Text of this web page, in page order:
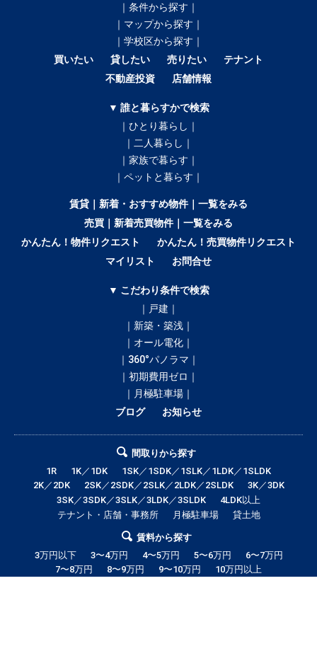
｜条件から探す｜
｜マップから探す｜
｜学校区から探す｜
買いたい
貸したい 売りたい
テナント
不動産投資
店舗情報
▼ 誰と暮らすかで検索
｜ひとり暮らし｜
｜二人暮らし｜
｜家族で暮らす｜
｜ペットと暮らす｜
賃貸｜新着・おすすめ物件｜一覧をみる
売買｜新着売買物件｜一覧をみる
かんたん！物件リクエスト
かんたん！売買物件リクエスト
マイリスト
お問合せ
▼ こだわり条件で検索
｜戸建｜
｜新築・築浅｜
｜オール電化｜
｜360°パノラマ｜
｜初期費用ゼロ｜
｜月極駐車場｜
ブログ
お知らせ
間取りから探す
1R
1K／1DK
1SK／1SDK／1SLK／1LDK／1SLDK
2K／2DK
2SK／2SDK／2SLK／2LDK／2SLDK
3K／3DK
3SK／3SDK／3SLK／3LDK／3SLDK
4LDK以上
テナント・店舗・事務所
月極駐車場 貸土地
賃料から探す
3万円以下
3〜4万円 4〜5万円 5〜6万円
6〜7万円
7〜8万円
8〜9万円 9〜10万円 10万円以上